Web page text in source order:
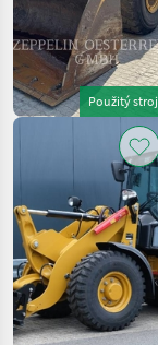
Použitý stroj